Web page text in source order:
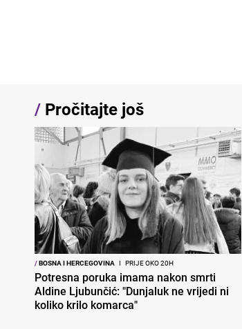
/ Pročitajte još
/BOSNA I HERCEGOVINA I PRIJE OKO 20H
Potresna poruka imama nakon smrti
Aldine Ljubunčić: "Dunjaluk ne vrijedi ni
koliko krilo komarca"